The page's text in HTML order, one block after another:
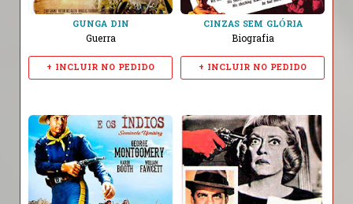
GUNGA DIN
Guerra
+ INCLUIR NO PEDIDO
CINZAS SEM GLÓRIA
Biografia
+ INCLUIR NO PEDIDO